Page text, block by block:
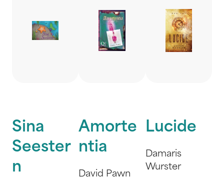
Sina
Seester
n
Amorte
ntia
David Pawn
Lucide
Damaris
Wurster